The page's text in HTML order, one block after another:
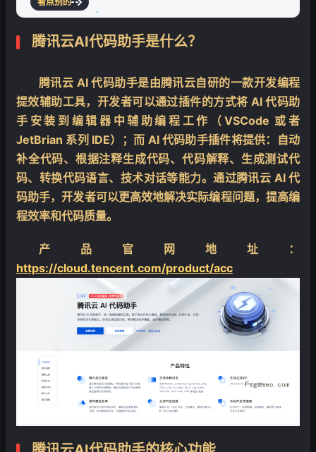
腾讯云AI代码助手是什么？
腾讯云 AI 代码助手是由腾讯云自研的一款开发编程
提效辅助工具，开发者可以通过插件的方式将 AI 代码助
手安装到编辑器中辅助编程工作（VSCode 或者
JetBrian 系列 IDE）；而 AI 代码助手插件将提供：自动
补全代码、根据注释生成代码、代码解释、生成测试代
码、转换代码语言、技术对话等能力。通过腾讯云 AI 代
码助手，开发者可以更高效地解决实际编程问题，提高编
程效率和代码质量。
产品官网地址：
https://cloud.tencent.com/product/acc
❄